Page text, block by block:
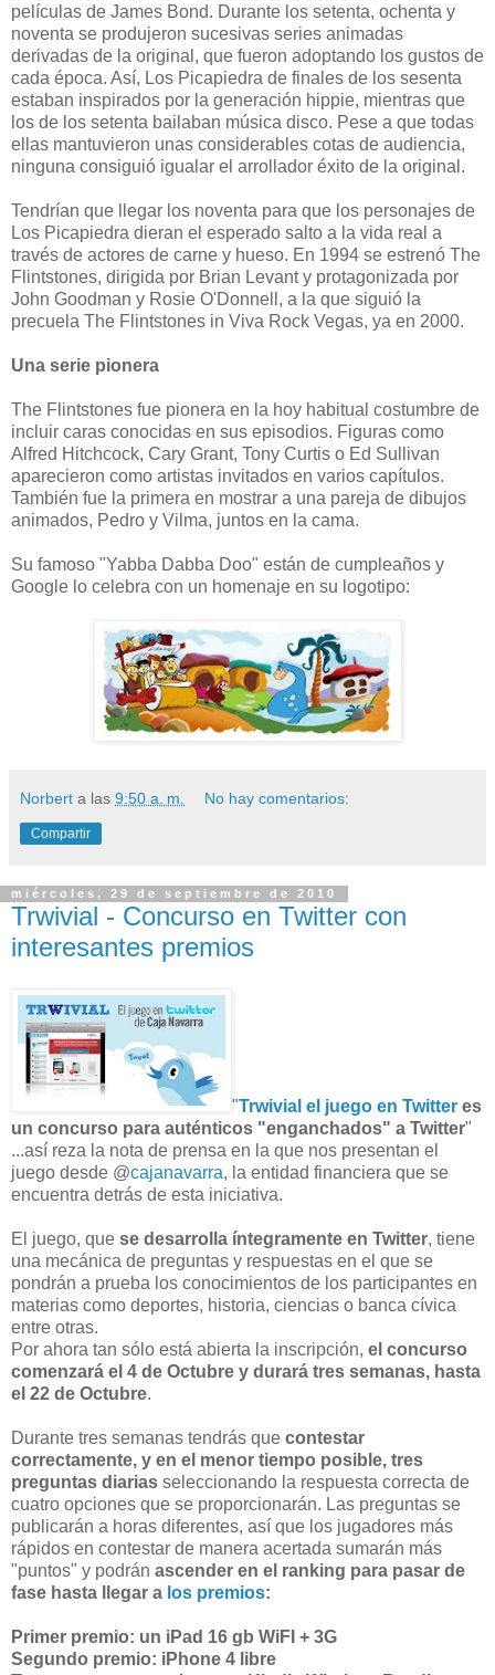
películas de James Bond. Durante los setenta, ochenta y
noventa se produjeron sucesivas series animadas
derivadas de la original, que fueron adoptando los gustos de
cada época. Así, Los Picapiedra de finales de los sesenta
estaban inspirados por la generación hippie, mientras que
los de los setenta bailaban música disco. Pese a que todas
ellas mantuvieron unas considerables cotas de audiencia,
ninguna consiguió igualar el arrollador éxito de la original.
Tendrían que llegar los noventa para que los personajes de
Los Picapiedra dieran el esperado salto a la vida real a
través de actores de carne y hueso. En 1994 se estrenó The
Flintstones, dirigida por Brian Levant y protagonizada por
John Goodman y Rosie O'Donnell, a la que siguió la
precuela The Flintstones in Viva Rock Vegas, ya en 2000.
Una serie pionera
The Flintstones fue pionera en la hoy habitual costumbre de
incluir caras conocidas en sus episodios. Figuras como
Alfred Hitchcock, Cary Grant, Tony Curtis o Ed Sullivan
aparecieron como artistas invitados en varios capítulos.
También fue la primera en mostrar a una pareja de dibujos
animados, Pedro y Vilma, juntos en la cama.
Su famoso "Yabba Dabba Doo" están de cumpleaños y
Google lo celebra con un homenaje en su logotipo:
Norbert a las 9:50 a. m. No hay comentarios:
Compartir
miércoles, 29 de septiembre de 2010
Trwivial - Concurso en Twitter con
interesantes premios
"Trwivial el juego en Twitter es
un concurso para auténticos "enganchados" a Twitter"
...así reza la nota de prensa en la que nos presentan el
juego desde @cajanavarra, la entidad financiera que se
encuentra detrás de esta iniciativa.
El juego, que se desarrolla íntegramente en Twitter, tiene
una mecánica de preguntas y respuestas en el que se
pondrán a prueba los conocimientos de los participantes en
materias como deportes, historia, ciencias o banca cívica
entre otras.
Por ahora tan sólo está abierta la inscripción, el concurso
comenzará el 4 de Octubre y durará tres semanas, hasta
el 22 de Octubre.
Durante tres semanas tendrás que contestar
correctamente, y en el menor tiempo posible, tres
preguntas diarias seleccionando la respuesta correcta de
cuatro opciones que se proporcionarán. Las preguntas se
publicarán a horas diferentes, así que los jugadores más
rápidos en contestar de manera acertada sumarán más
"puntos" y podrán ascender en el ranking para pasar de
fase hasta llegar a los premios:
Primer premio: un iPad 16 gb WiFI + 3G
Segundo premio: iPhone 4 libre